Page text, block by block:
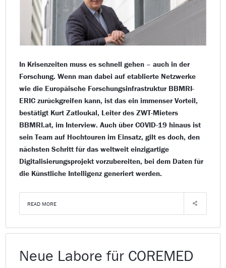
In Krisenzeiten muss es schnell gehen – auch in der
Forschung. Wenn man dabei auf etablierte Netzwerke
wie die Europäische Forschungsinfrastruktur BBMRI-
ERIC zurückgreifen kann, ist das ein immenser Vorteil,
bestätigt Kurt Zatloukal, Leiter des ZWT-Mieters
BBMRI.at, im Interview. Auch über COVID-19 hinaus ist
sein Team auf Hochtouren im Einsatz, gilt es doch, den
nächsten Schritt für das weltweit einzigartige
Digitalisierungsprojekt vorzubereiten, bei dem Daten für
die Künstliche Intelligenz generiert werden.
READ MORE
Neue Labore für COREMED